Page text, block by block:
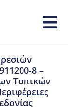
8 –
Τοπικών